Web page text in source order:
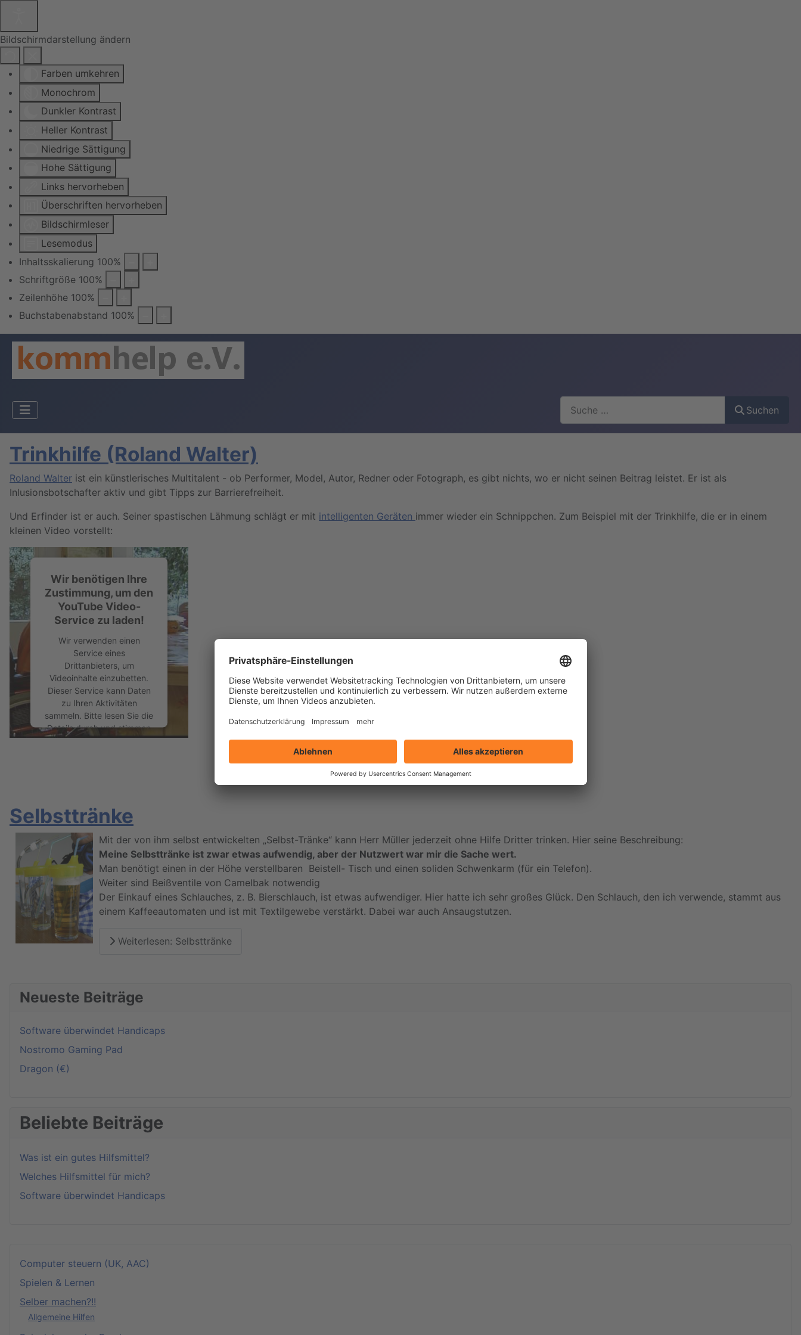
Bildschirmdarstellung ändern
Farben umkehren
Monochrom
Dunkler Kontrast
Heller Kontrast
Niedrige Sättigung
Hohe Sättigung
Links hervorheben
Überschriften hervorheben
Bildschirmleser
Lesemodus
Inhaltsskalierung 100%
Schriftgröße 100%
Zeilenhöhe 100%
Buchstabenabstand 100%
Suchen
Computer steuern (UK, AAC)
Spielen & Lernen
Selber machen?!!
Allgemeine Hilfen
Trinkhilfe (Roland Walter)
Roland Walter ist ein künstlerisches Multitalent - ob Performer, Model, Autor, Redner oder Fotograph, es gibt nichts, wo er nicht seinen Beitrag leistet. Er ist als
Inlusionsbotschafter aktiv und gibt Tipps zur Barrierefreiheit.
Und Erfinder ist er auch. Seiner spastischen Lähmung schlägt er mit intelligenten Geräten immer wieder ein Schnippchen. Zum Beispiel mit der Trinkhilfe, die er in einem
kleinen Video vorstellt:
Wir benötigen Ihre
Zustimmung, um den
YouTube Video-
Service zu laden!
Wir verwenden einen
Service eines
Drittanbieters, um
Videoinhalte einzubetten.
Dieser Service kann Daten
zu Ihren Aktivitäten
sammeln. Bitte lesen Sie die
Details durch und stimmen
Sie der Nutzung des
Akzeptieren
powered by Usercentrics
Consent Management
Platform
Selbsttränke
Mit der von ihm selbst entwickelten „Selbst-Tränke“ kann Herr Müller jederzeit ohne Hilfe Dritter trinken. Hier seine Beschreibung:
Meine Selbsttränke ist zwar etwas aufwendig, aber der Nutzwert war mir die Sache wert.
Man benötigt einen in der Höhe verstellbaren Beistell- Tisch und einen soliden Schwenkarm (für ein Telefon).
Weiter sind Beißventile von Camelbak notwendig
Der Einkauf eines Schlauches, z. B. Bierschlauch, ist etwas aufwendiger. Hier hatte ich sehr großes Glück. Den Schlauch, den ich verwende, stammt aus
einem Kaffeeautomaten und ist mit Textilgewebe verstärkt. Dabei war auch Ansaugstutzen.
Weiterlesen: Selbsttränke
Neueste Beiträge
Software überwindet Handicaps
Nostromo Gaming Pad
Dragon (€)
Beliebte Beiträge
Was ist ein gutes Hilfsmittel?
Welches Hilfsmittel für mich?
Software überwindet Handicaps